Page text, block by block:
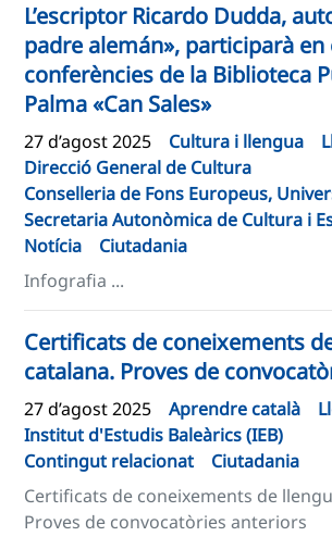
L’escriptor Ricardo Dudda,
padre alemán», participarà en
conferències de la Biblioteca
Palma «Can Sales»
27 d’agost 2025 Cultura i llengua
Direcció General de Cultura
Conselleria de Fons Europeus,
Secretaria Autonòmica de Cultura i
Notícia
Ciutadania
Infografia ...
Certificats de coneixements
catalana. Proves de
27 d’agost 2025 Aprendre català
Institut d'Estudis Baleàrics (IEB)
Contingut relacionat
Ciutadania
Certificats de coneixements de
Proves de convocatòries anteriors